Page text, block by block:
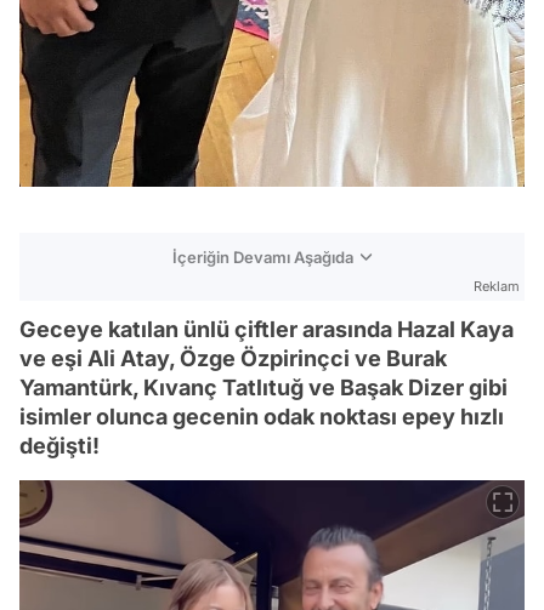
İçeriğin Devamı Aşağıda
Reklam
Geceye katılan ünlü çiftler arasında Hazal Kaya
ve eşi Ali Atay, Özge Özpirinçci ve Burak
Yamantürk, Kıvanç Tatlıtuğ ve Başak Dizer gibi
isimler olunca gecenin odak noktası epey hızlı
değişti!